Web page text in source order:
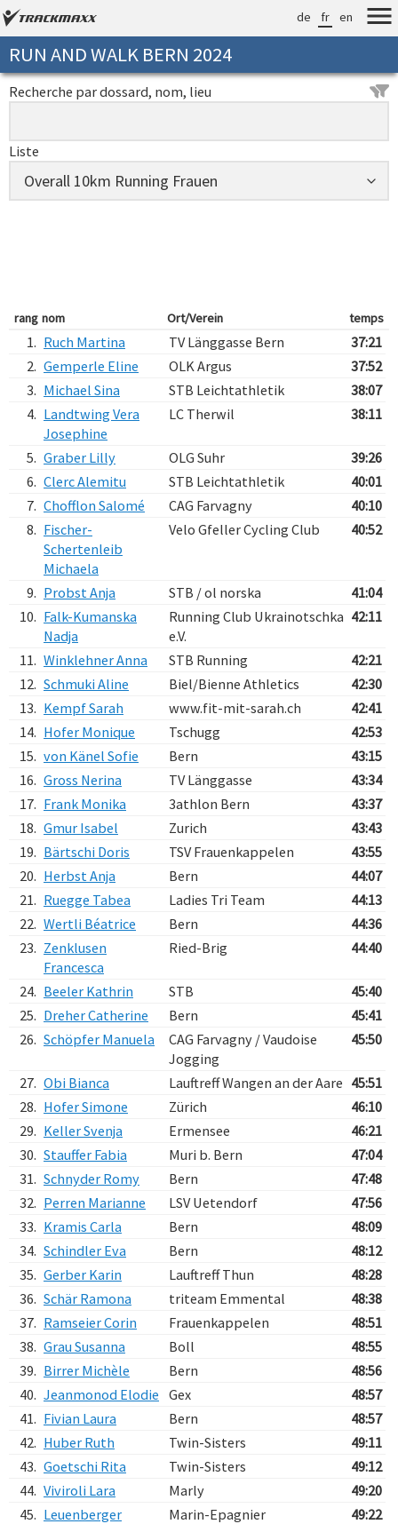
de fr en
RUN AND WALK BERN 2024
Recherche par dossard, nom, lieu
Liste
rang nom Ort/Verein temps
1. Ruch Martina TV Länggasse Bern
37:21
2. Gemperle Eline OLK Argus
37:52
3. Michael Sina STB Leichtathletik
38:07
4. Landtwing Vera
Josephine
LC Therwil 38:11
5. Graber Lilly OLG Suhr
39:26
6. Clerc Alemitu STB Leichtathletik
40:01
7. Chofflon Salomé CAG Farvagny
40:10
8. Fischer-
Schertenleib
Michaela
Velo Gfeller Cycling Club 40:52
9. Probst Anja STB / ol norska
41:04
10. Falk-Kumanska
Nadja
Running Club Ukrainotschka
e.V.
42:11
11. Winklehner Anna STB Running
42:21
12. Schmuki Aline Biel/Bienne Athletics
42:30
13. Kempf Sarah www.fit-mit-sarah.ch
42:41
14. Hofer Monique Tschugg
42:53
15. von Känel Sofie Bern
43:15
16. Gross Nerina TV Länggasse
43:34
17. Frank Monika 3athlon Bern
43:37
18. Gmur Isabel Zurich
43:43
19. Bärtschi Doris TSV Frauenkappelen
43:55
20. Herbst Anja Bern
44:07
21. Ruegge Tabea Ladies Tri Team
44:13
22. Wertli Béatrice Bern
44:36
23. Zenklusen
Francesca
Ried-Brig 44:40
24. Beeler Kathrin STB
45:40
25. Dreher Catherine Bern
45:41
26. Schöpfer Manuela
CAG Farvagny / Vaudoise
Jogging
45:50
27. Obi Bianca Lauftreff Wangen an der Aare 45:51
28. Hofer Simone Zürich
46:10
29. Keller Svenja Ermensee
46:21
30. Stauffer Fabia Muri b. Bern
47:04
31. Schnyder Romy Bern
47:48
32. Perren Marianne LSV Uetendorf
47:56
33. Kramis Carla Bern
48:09
34. Schindler Eva Bern
48:12
35. Gerber Karin Lauftreff Thun
48:28
36. Schär Ramona triteam Emmental
48:38
37. Ramseier Corin Frauenkappelen
48:51
38. Grau Susanna Boll
48:55
39. Birrer Michèle Bern
48:56
40. Jeanmonod Elodie Gex
48:57
41. Fivian Laura Bern
48:57
42. Huber Ruth Twin-Sisters
49:11
43. Goetschi Rita Twin-Sisters
49:12
44. Viviroli Lara Marly
49:20
45. Leuenberger
Marin-Epagnier 49:22